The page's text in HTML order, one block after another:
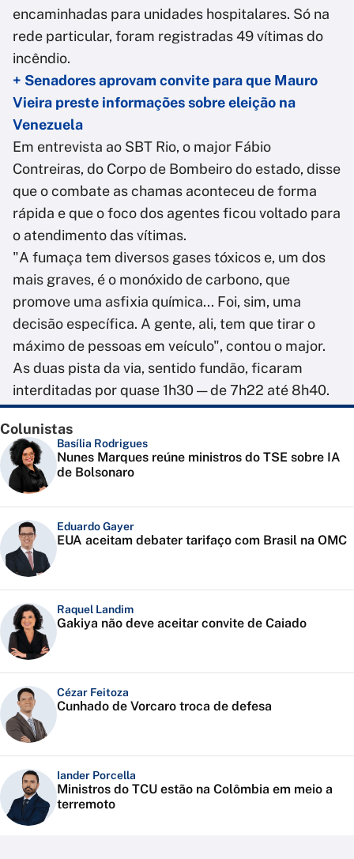
encaminhadas para unidades hospitalares. Só na
rede particular, foram registradas 49 vítimas do
incêndio.
+ Senadores aprovam convite para que Mauro
Vieira preste informações sobre eleição na
Venezuela
Em entrevista ao SBT Rio, o major Fábio
Contreiras, do Corpo de Bombeiro do estado, disse
que o combate as chamas aconteceu de forma
rápida e que o foco dos agentes ficou voltado para
o atendimento das vítimas.
"A fumaça tem diversos gases tóxicos e, um dos
mais graves, é o monóxido de carbono, que
promove uma asfixia química... Foi, sim, uma
decisão específica. A gente, ali, tem que tirar o
máximo de pessoas em veículo", contou o major.
As duas pista da via, sentido fundão, ficaram
interditadas por quase 1h30 — de 7h22 até 8h40.
Colunistas
Basília Rodrigues
Nunes Marques reúne ministros do TSE sobre IA
de Bolsonaro
Eduardo Gayer
EUA aceitam debater tarifaço com Brasil na OMC
Raquel Landim
Gakiya não deve aceitar convite de Caiado
Cézar Feitoza
Cunhado de Vorcaro troca de defesa
Iander Porcella
Ministros do TCU estão na Colômbia em meio a
terremoto